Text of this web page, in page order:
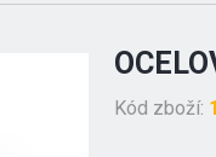
Kód zboží: